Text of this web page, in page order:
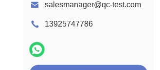
salesmanager@qc-test.com
13925747786